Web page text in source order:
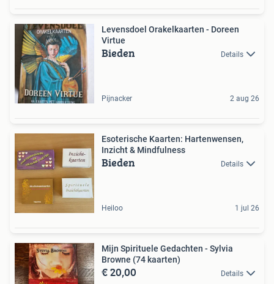
Levensdoel Orakelkaarten - Doreen
Virtue
Bieden Details
Pijnacker 2 aug 26
Esoterische Kaarten: Hartenwensen,
Inzicht & Mindfulness
Bieden Details
Heiloo 1 jul 26
Mijn Spirituele Gedachten - Sylvia
Browne (74 kaarten)
€ 20,00 Details